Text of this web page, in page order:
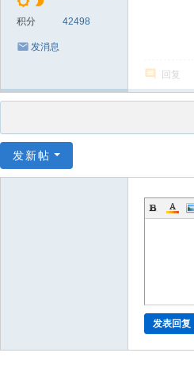
积分 42498
发消息
回复
发新帖
发表回复